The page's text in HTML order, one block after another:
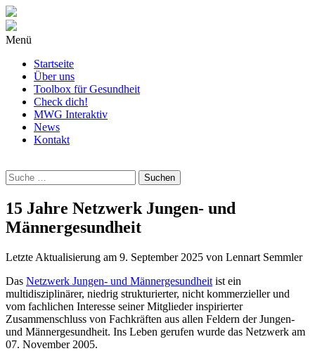
Menü
Startseite
Über uns
Toolbox für Gesundheit
Check dich!
MWG Interaktiv
News
Kontakt
suchst
Du?
15 Jahre Netzwerk Jungen- und
Männergesundheit
Letzte Aktualisierung am 9. September 2025 von Lennart Semmler
Das Netzwerk Jungen- und Männergesundheit ist ein
multidisziplinärer, niedrig strukturierter, nicht kommerzieller und
vom fachlichen Interesse seiner Mitglieder inspirierter
Zusammenschluss von Fachkräften aus allen Feldern der Jungen-
und Männergesundheit. Ins Leben gerufen wurde das Netzwerk am
07. November 2005.